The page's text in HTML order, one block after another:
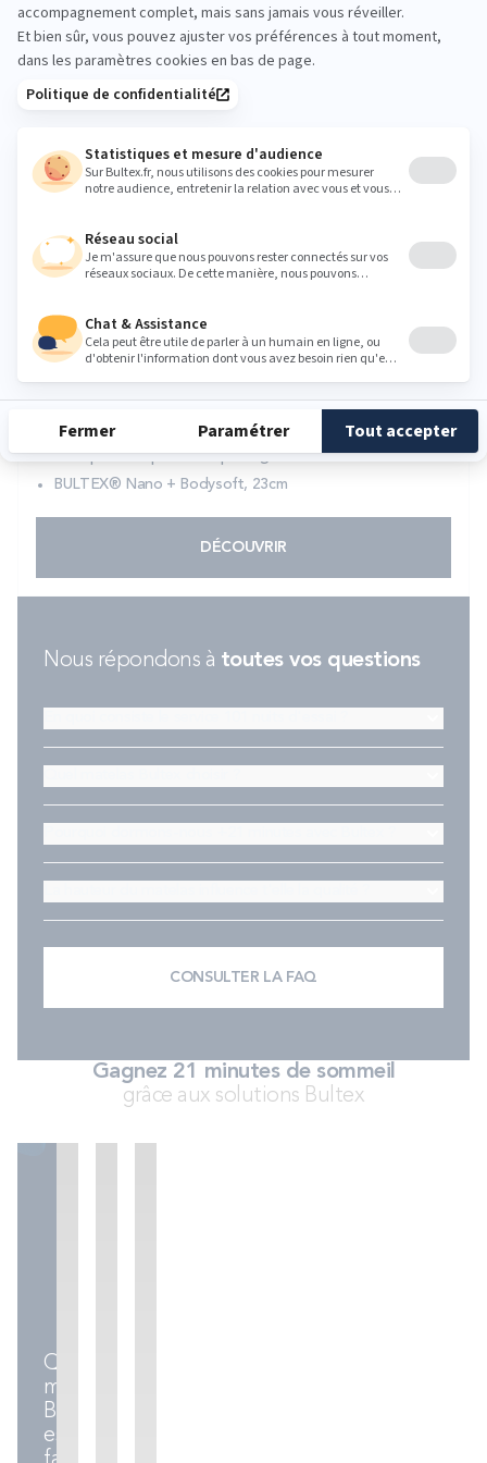
4.6(96 avis)
1 155,60 €
Excellent soutien très ferme, accueil doux
Idéal pour couples à morphologies différentes
BULTEX® Nano + Bodysoft, 23cm
DÉCOUVRIR
Nous répondons à toutes vos questions
CONSULTER LA FAQ
Gagnez 21 minutes de sommeil
grâce aux solutions Bultex
Quel
matelas
Bultex
est